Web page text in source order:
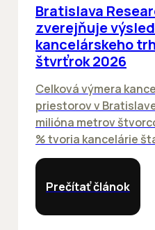
Bratislava
zverejňuje
kancelárskeho
štvrťrok 2026
Celková výmera
priestorov v
milióna metrov
% tvoria kancelárie
Prečítať článok